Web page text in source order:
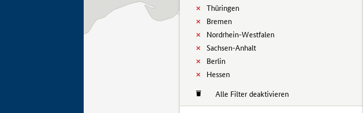
Thüringen
Bremen
Nordrhein-Westfalen
Sachsen-Anhalt
Berlin
Hessen
Alle Filter deaktivieren